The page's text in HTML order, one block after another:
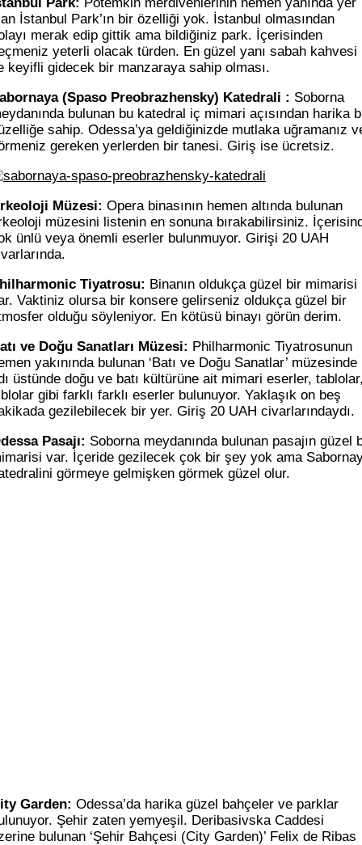
Park: Potemkin merdivenlerinin hemen yanında yer
İstanbul Park’ın bir özelliği yok. İstanbul olmasından
merak edip gittik ama bildiğiniz park. İçerisinden
yeterli olacak türden. En güzel yanı sabah kahvesi
keyifli gidecek bir manzaraya sahip olması.
(Spaso Preobrazhensky) Katedrali : Soborna
bulunan bu katedral iç mimari açısından harika
sahip. Odessa’ya geldiğinizde mutlaka uğramanız
gereken yerlerden bir tanesi. Giriş ise ücretsiz.
Müzesi: Opera binasının hemen altında bulunan
müzesini listenin en sonuna bırakabilirsiniz.
ünlü veya önemli eserler bulunmuyor. Girişi 20 UAH
Tiyatrosu: Binanın oldukça güzel bir mimarisi
Vaktiniz olursa bir konsere gelirseniz oldukça güzel bir
olduğu söyleniyor. En kötüsü binayı görün derim.
ve Doğu Sanatları Müzesi: Philharmonic Tiyatrosunun
yakınında bulunan ‘Batı ve Doğu Sanatlar’ müzesinde
üstünde doğu ve batı kültürüne ait mimari eserler,
gibi farklı farklı eserler bulunuyor. Yaklaşık on beş
gezilebilecek bir yer. Giriş 20 UAH civarlarındaydı.
Pasajı: Soborna meydanında bulunan pasajın güzel
var. İçeride gezilecek çok bir şey yok ama
görmeye gelmişken görmek güzel olur.
Garden: Odessa’da harika güzel bahçeler ve parklar
Şehir zaten yemyeşil. Deribasivska Caddesi
bulunan ‘Şehir Bahçesi (City Garden)’ Felix de Ribas